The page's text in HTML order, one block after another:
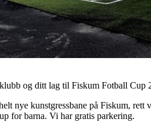
og ditt lag til Fiskum Fotball Cup
nye kunstgressbane på Fiskum,
for barna. Vi har gratis parkering.